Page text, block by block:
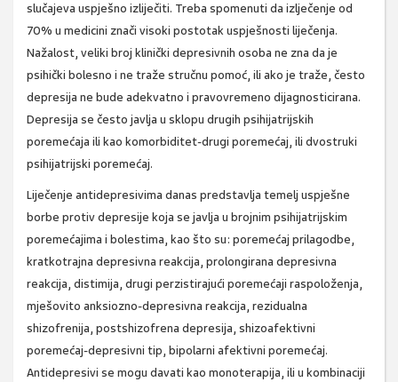
slučajeva uspješno izliječiti. Treba spomenuti da izlječenje od
70% u medicini znači visoki postotak uspješnosti liječenja.
Nažalost, veliki broj klinički depresivnih osoba ne zna da je
psihički bolesno i ne traže stručnu pomoć, ili ako je traže, često
depresija ne bude adekvatno i pravovremeno dijagnosticirana.
Depresija se često javlja u sklopu drugih psihijatrijskih
poremećaja ili kao komorbiditet-drugi poremećaj, ili dvostruki
psihijatrijski poremećaj.
Liječenje antidepresivima danas predstavlja temelj uspješne
borbe protiv depresije koja se javlja u brojnim psihijatrijskim
poremećajima i bolestima, kao što su: poremećaj prilagodbe,
kratkotrajna depresivna reakcija, prolongirana depresivna
reakcija, distimija, drugi perzistirajući poremećaji raspoloženja,
mješovito anksiozno-depresivna reakcija, rezidualna
shizofrenija, postshizofrena depresija, shizoafektivni
poremećaj-depresivni tip, bipolarni afektivni poremećaj.
Antidepresivi se mogu davati kao monoterapija, ili u kombinaciji